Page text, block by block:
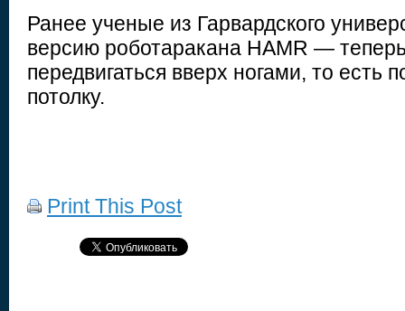
Ранее ученые из Гарвардского
версию роботаракана HAMR —
передвигаться вверх ногами, то есть
потолку.
Print This Post